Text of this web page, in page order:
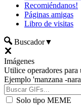
Recomiéndanos!
Páginas amigas
Libro de visitas
Buscador▼
Imágenes
Utilice operadores para
Ejemplo 'manzana -
Solo tipo MEME